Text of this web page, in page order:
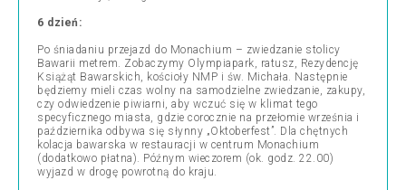
6 dzień:
Po śniadaniu przejazd do Monachium – zwiedzanie stolicy
Bawarii metrem. Zobaczymy Olympiapark, ratusz, Rezydencję
Książąt Bawarskich, kościoły NMP i św. Michała. Następnie
będziemy mieli czas wolny na samodzielne zwiedzanie, zakupy,
czy odwiedzenie piwiarni, aby wczuć się w klimat tego
specyficznego miasta, gdzie corocznie na przełomie września i
października odbywa się słynny „Oktoberfest”. Dla chętnych
kolacja bawarska w restauracji w centrum Monachium
(dodatkowo płatna). Późnym wieczorem (ok. godz. 22.00)
wyjazd w drogę powrotną do kraju.